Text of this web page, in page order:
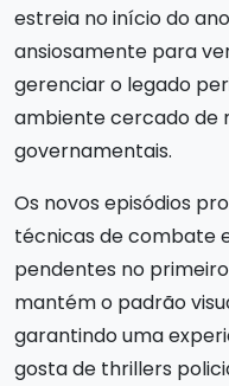
estreia no início do
ansiosamente para
gerenciar o legado
ambiente cercado de
governamentais.
Os novos episódios
técnicas de combate
pendentes no
mantém o padrão
garantindo uma
gosta de thrillers